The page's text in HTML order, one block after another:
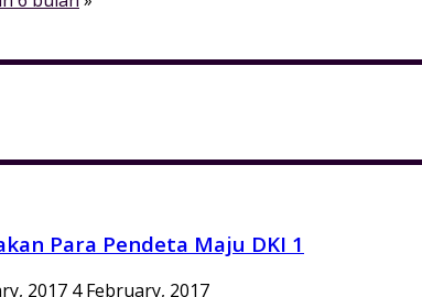
Para Pendeta Maju DKI 1
4 February, 2017